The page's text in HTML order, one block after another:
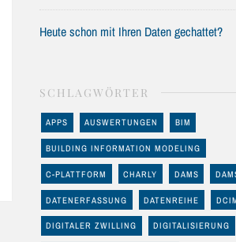
Heute schon mit Ihren Daten gechattet?
SCHLAGWÖRTER
APPS AUSWERTUNGEN BIM
BUILDING INFORMATION MODELING
C-PLATTFORM CHARLY DAMS
DATENERFASSUNG DATENREIHE
DIGITALER ZWILLING DIGITALISIERUNG